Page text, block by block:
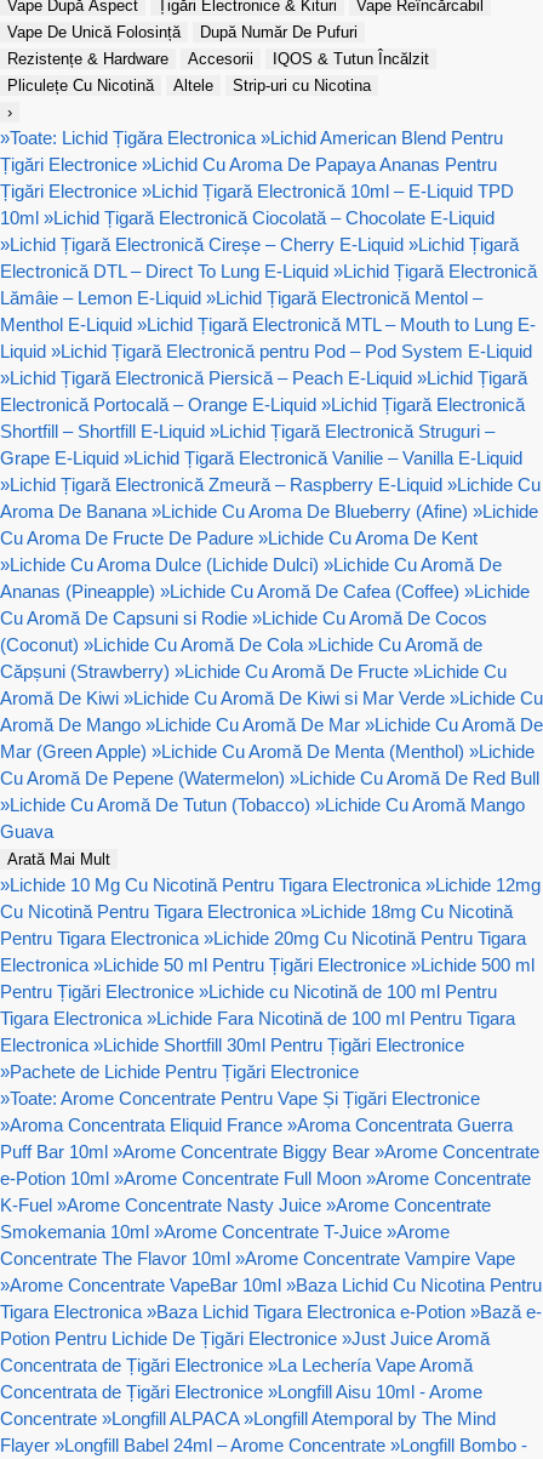
Vape După Aspect Țigări Electronice & Kituri
Vape Reîncărcabil
Vape De Unică Folosință
După Număr De Pufuri
Rezistențe & Hardware
Accesorii
IQOS & Tutun Încălzit
Pliculețe Cu Nicotină
Altele
Strip-uri cu Nicotina
›
»Toate: Lichid Țigăra Electronica »Lichid American Blend Pentru
Țigări Electronice »Lichid Cu Aroma De Papaya Ananas Pentru
Țigări Electronice »Lichid Țigară Electronică 10ml – E-Liquid TPD
10ml »Lichid Țigară Electronică Ciocolată – Chocolate E-Liquid
»Lichid Țigară Electronică Cireșe – Cherry E-Liquid »Lichid Țigară
Electronică DTL – Direct To Lung E-Liquid »Lichid Țigară Electronică
Lămâie – Lemon E-Liquid »Lichid Țigară Electronică Mentol –
Menthol E-Liquid »Lichid Țigară Electronică MTL – Mouth to Lung E-
Liquid »Lichid Țigară Electronică pentru Pod – Pod System E-Liquid
»Lichid Țigară Electronică Piersică – Peach E-Liquid »Lichid Țigară
Electronică Portocală – Orange E-Liquid »Lichid Țigară Electronică
Shortfill – Shortfill E-Liquid »Lichid Țigară Electronică Struguri –
Grape E-Liquid »Lichid Țigară Electronică Vanilie – Vanilla E-Liquid
»Lichid Țigară Electronică Zmeură – Raspberry E-Liquid »Lichide Cu
Aroma De Banana »Lichide Cu Aroma De Blueberry (Afine) »Lichide
Cu Aroma De Fructe De Padure »Lichide Cu Aroma De Kent
»Lichide Cu Aroma Dulce (Lichide Dulci) »Lichide Cu Aromă De
Ananas (Pineapple) »Lichide Cu Aromă De Cafea (Coffee) »Lichide
Cu Aromă De Capsuni si Rodie »Lichide Cu Aromă De Cocos
(Coconut) »Lichide Cu Aromă De Cola »Lichide Cu Aromă de
Căpșuni (Strawberry) »Lichide Cu Aromă De Fructe »Lichide Cu
Aromă De Kiwi »Lichide Cu Aromă De Kiwi si Mar Verde »Lichide Cu
Aromă De Mango »Lichide Cu Aromă De Mar »Lichide Cu Aromă De
Mar (Green Apple) »Lichide Cu Aromă De Menta (Menthol) »Lichide
Cu Aromă De Pepene (Watermelon) »Lichide Cu Aromă De Red Bull
»Lichide Cu Aromă De Tutun (Tobacco) »Lichide Cu Aromă Mango
Guava
Arată Mai Mult
»Lichide 10 Mg Cu Nicotină Pentru Tigara Electronica »Lichide 12mg
Cu Nicotină Pentru Tigara Electronica »Lichide 18mg Cu Nicotină
Pentru Tigara Electronica »Lichide 20mg Cu Nicotină Pentru Tigara
Electronica »Lichide 50 ml Pentru Țigări Electronice »Lichide 500 ml
Pentru Țigări Electronice »Lichide cu Nicotină de 100 ml Pentru
Tigara Electronica »Lichide Fara Nicotină de 100 ml Pentru Tigara
Electronica »Lichide Shortfill 30ml Pentru Țigări Electronice
»Pachete de Lichide Pentru Țigări Electronice
»Toate: Arome Concentrate Pentru Vape Și Țigări Electronice
»Aroma Concentrata Eliquid France »Aroma Concentrata Guerra
Puff Bar 10ml »Arome Concentrate Biggy Bear »Arome Concentrate
e-Potion 10ml »Arome Concentrate Full Moon »Arome Concentrate
K-Fuel »Arome Concentrate Nasty Juice »Arome Concentrate
Smokemania 10ml »Arome Concentrate T-Juice »Arome
Concentrate The Flavor 10ml »Arome Concentrate Vampire Vape
»Arome Concentrate VapeBar 10ml »Baza Lichid Cu Nicotina Pentru
Tigara Electronica »Baza Lichid Tigara Electronica e-Potion »Bază e-
Potion Pentru Lichide De Țigări Electronice »Just Juice Aromă
Concentrata de Țigări Electronice »La Lechería Vape Aromă
Concentrata de Țigări Electronice »Longfill Aisu 10ml - Arome
Concentrate »Longfill ALPACA »Longfill Atemporal by The Mind
Flayer »Longfill Babel 24ml – Arome Concentrate »Longfill Bombo -